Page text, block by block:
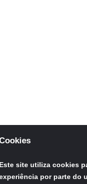
Este site utiliza cookies
por parte do